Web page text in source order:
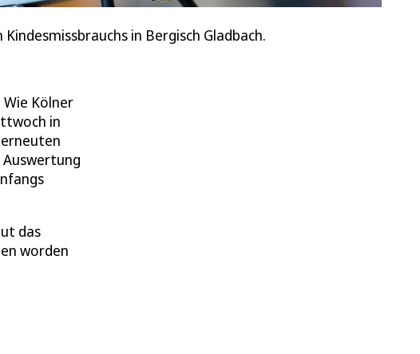
in Bergisch Gladbach.
Kölner
in
das
worden